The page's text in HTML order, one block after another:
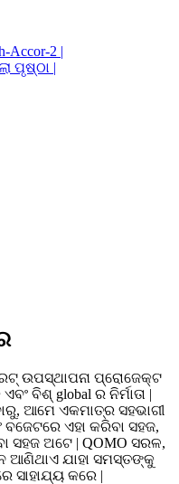
ଉପସ୍ଥାପନା ପ୍ରୋଜେକ୍ଟ
ବିଶ୍ global ର ନିର୍ମାତା |
ଆମେ ଏକମାତ୍ର ସହଭାଗୀ
ଏହା କରିବା ସହଜ,
ସହଜ ଅଟେ | QOMO ସରଳ,
ଆଣିଥାଏ ଯାହା ସମସ୍ତଙ୍କୁ
ସାହାଯ୍ୟ କରେ |